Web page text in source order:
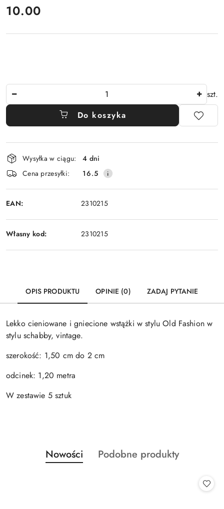
cena:
10.00
szt.
Do koszyka
Dostępność
i
dostawa
Wysyłka w ciągu:
4 dni
Cena przesyłki:
16.5
EAN: 2310215
Własny kod: 2310215
OPIS PRODUKTU OPINIE (0) ZADAJ PYTANIE
Lekko cieniowane i gniecione wstążki w stylu Old Fashion w
stylu schabby, vintage.
szerokość: 1,50 cm do 2 cm
odcinek: 1,20 metra
W zestawie 5 sztuk
Pomiń karuzelę produktów
Produkty
o
Nowości
Produkty
Podobne produkty